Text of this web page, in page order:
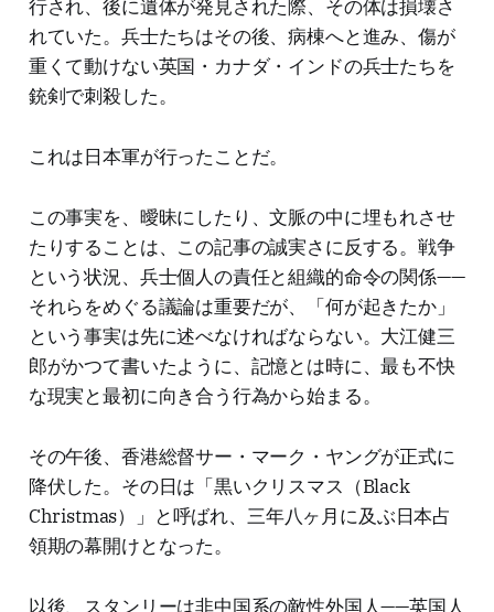
行され、後に遺体が発見された際、その体は損壊さ
れていた。兵士たちはその後、病棟へと進み、傷が
重くて動けない英国・カナダ・インドの兵士たちを
銃剣で刺殺した。
これは日本軍が行ったことだ。
この事実を、曖昧にしたり、文脈の中に埋もれさせ
たりすることは、この記事の誠実さに反する。戦争
という状況、兵士個人の責任と組織的命令の関係——
それらをめぐる議論は重要だが、「何が起きたか」
という事実は先に述べなければならない。大江健三
郎がかつて書いたように、記憶とは時に、最も不快
な現実と最初に向き合う行為から始まる。
その午後、香港総督サー・マーク・ヤングが正式に
降伏した。その日は「黒いクリスマス（Black
Christmas）」と呼ばれ、三年八ヶ月に及ぶ日本占
領期の幕開けとなった。
以後、スタンリーは非中国系の敵性外国人——英国人